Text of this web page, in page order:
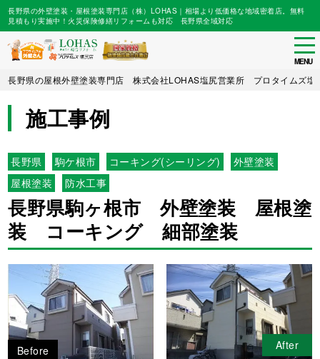
Skip
main
content
長野県の外壁塗装・屋根塗装専門店（株）LOHAS｜相場より低価格な地域密着店。無料
見積もり実施中！火災保険修繕リフォームも対応 長野県全域対応
MENU
長野県の屋根外壁塗装専門店 株式会社LOHAS塩尻営業所 プロタイムズ塩
施工事例
長野県 駒ケ根市 コーキング(シーリング)
外壁塗装
屋根塗装
防水工事
長野県駒ヶ根市 外壁塗装 屋根塗
装 コーキング 細部塗装
Before After